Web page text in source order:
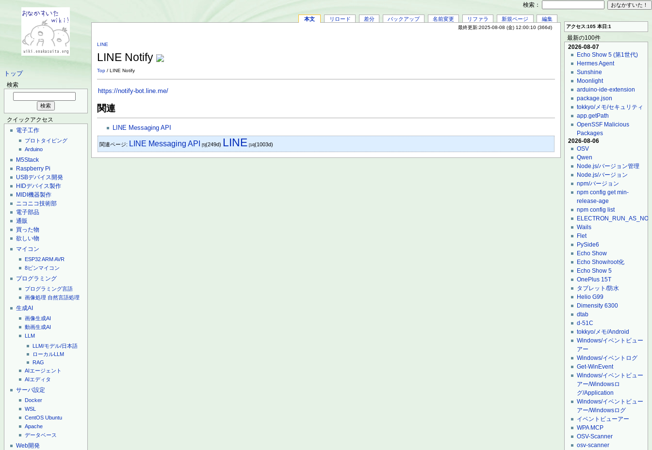
トップ
検索
クイックアクセス
電子工作
プロトタイピング
Arduino
M5Stack
Raspberry Pi
USBデバイス開発
HIDデバイス製作
MIDI機器製作
ニコニコ技術部
電子部品
通販
買った物
欲しい物
マイコン
ESP32ARMAVR
8ピンマイコン
プログラミング
プログラミング言語
画像処理 自然言語処理
生成AI
画像生成AI
動画生成AI
LLM
LLM/モデル/日本語
ローカルLLM
RAG
AIエージェント
AIエディタ
サーバ設定
Docker
WSL
CentOS Ubuntu
Apache
データベース
Web開発
本文 リロード 差分 バックアップ 名前変更 リファラ 新規ページ 編集
最終更新:2025-08-08 (金) 12:00:10 (366d)
LINE
LINE Notify
Top / LINE Notify
https://notify-bot.line.me/
関連
LINE Messaging API
関連ページ: LINE Messaging API [5](249d) LINE [14](1003d)
アクセス:105 本日:1
最新の100件
2026-08-07
Echo Show 5 (第1世代)
Hermes Agent
Sunshine
Moonlight
arduino-ide-extension
package.json
tokkyo/メモ/セキュリティ
app.getPath
OpenSSF Malicious
Packages
2026-08-06
OSV
Qwen
Node.js/バージョン管理
Node.js/バージョン
npm/バージョン
npm config get min-
release-age
npm config list
Wails
Flet
PySide6
Echo Show
Echo Show/root化
Echo Show 5
OnePlus 15T
タブレット/防水
Helio G99
Dimensity 6300
dtab
d-51C
tokkyo/メモ/Android
Windows/イベントビュー
アー
Windows/イベントログ
Get-WinEvent
Windows/イベントビュー
アー/Windowsロ
グ/Application
Windows/イベントビュー
アー/Windowsログ
イベントビューアー
WPA MCP
OSV-Scanner
osv-scanner
検索：